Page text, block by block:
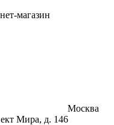
магазин
Москва
Мира, д. 146